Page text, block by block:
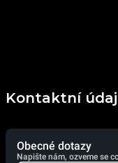
Kontaktní
Obecné dotazy
Napište nám, ozveme se